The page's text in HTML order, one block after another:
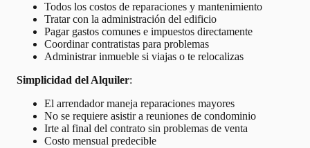
Todos los costos de reparaciones y mantenimiento
Tratar con la administración del edificio
Pagar gastos comunes e impuestos directamente
Coordinar contratistas para problemas
Administrar inmueble si viajas o te relocalizas
Simplicidad del Alquiler:
El arrendador maneja reparaciones mayores
No se requiere asistir a reuniones de condominio
Irte al final del contrato sin problemas de venta
Costo mensual predecible